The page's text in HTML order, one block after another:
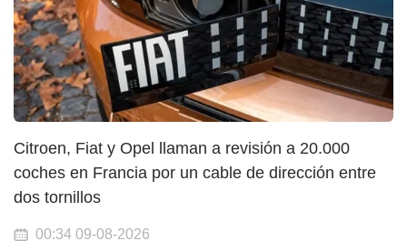
Citroen, Fiat y Opel llaman a revisión a 20.000
coches en Francia por un cable de dirección entre
dos tornillos
00:34 09-08-2026